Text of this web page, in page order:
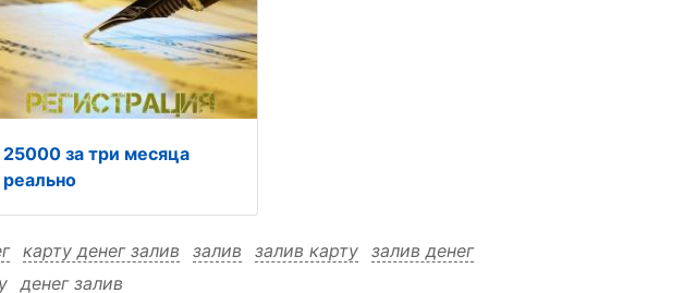
25000 за три месяца
реально
карту денег залив залив залив карту залив денег
денег залив